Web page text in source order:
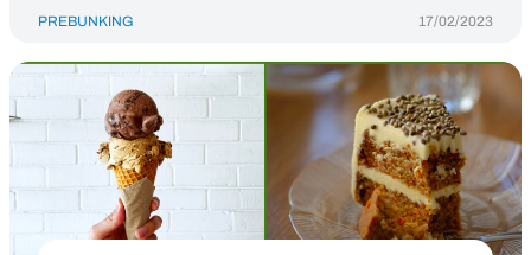
PREBUNKING 17/02/2023